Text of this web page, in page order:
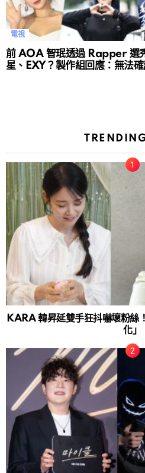
電視
前 AOA 智珉透過 Rapper 選
星、EXY？製作組回應：無法
KARA 韓昇延雙手狂抖嚇壞粉絲
化」